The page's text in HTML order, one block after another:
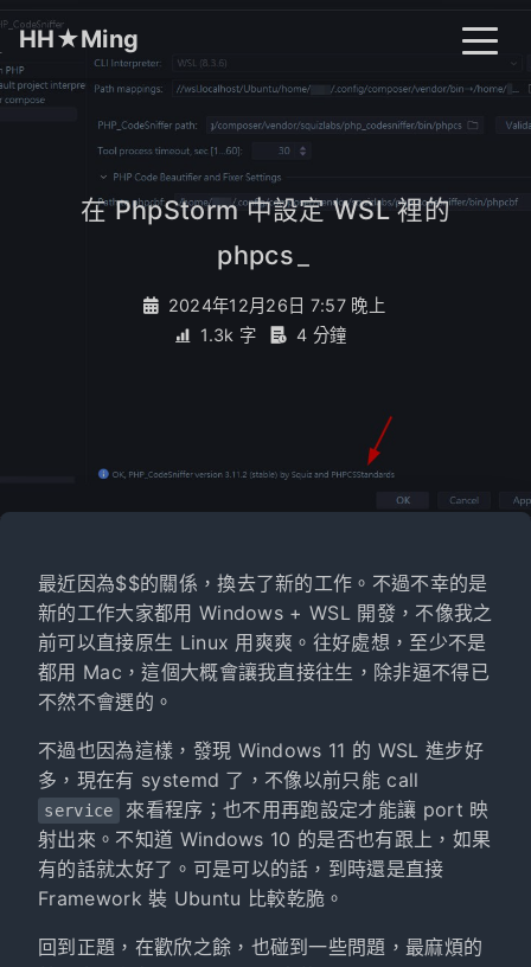
HH★Ming
首頁 文章
關於
在 PhpStorm 中設定 WSL 裡的
phpcs
2024年12月26日 7:57 晚上
1.3k 字
4 分鐘
最近因為$$的關係，換去了新的工作。不過不幸的是
新的工作大家都用 Windows + WSL 開發，不像我之
前可以直接原生 Linux 用爽爽。往好處想，至少不是
都用 Mac，這個大概會讓我直接往生，除非逼不得已
不然不會選的。
不過也因為這樣，發現 Windows 11 的 WSL 進步好
多，現在有 systemd 了，不像以前只能 call
service
來看程序；也不用再跑設定才能讓 port 映
射出來。不知道 Windows 10 的是否也有跟上，如果
有的話就太好了。可是可以的話，到時還是直接
Framework 裝 Ubuntu 比較乾脆。
回到正題，在歡欣之餘，也碰到一些問題，最麻煩的